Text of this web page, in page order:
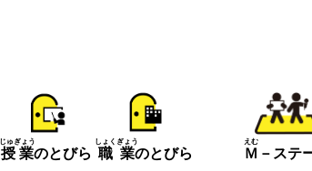
授業
じゅぎょう
のとびら 職業
しょくぎょう
のとびら Ｍ
えむ
－ステ